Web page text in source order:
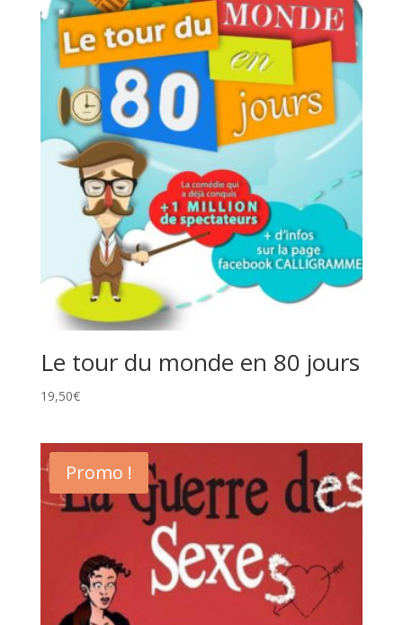
Le tour du monde en 80 jours
19,50€
Promo !